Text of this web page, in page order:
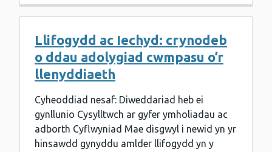
Llifogydd ac Iechyd: crynodeb
o ddau adolygiad cwmpasu o’r
llenyddiaeth
Cyheoddiad nesaf: Diweddariad heb ei
gynllunio Cysylltwch ar gyfer ymholiadau ac
adborth Cyflwyniad Mae disgwyl i newid yn yr
hinsawdd gynyddu amlder llifogydd yn y